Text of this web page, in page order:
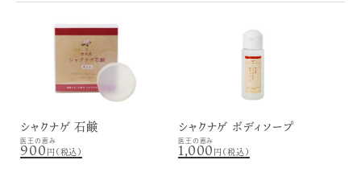
シャクナゲ 石鹸
医王の恵み
900円（税込）
シャクナゲ ボディソープ
医王の恵み
1,000 円（税込）